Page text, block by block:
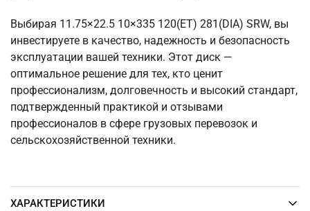
Выбирая 11.75×22.5 10×335 120(ET) 281(DIA) SRW, вы
инвестируете в качество, надежность и безопасность
эксплуатации вашей техники. Этот диск —
оптимальное решение для тех, кто ценит
профессионализм, долговечность и высокий стандарт,
подтвержденный практикой и отзывами
профессионалов в сфере грузовых перевозок и
сельскохозяйственной техники.
ХАРАКТЕРИСТИКИ